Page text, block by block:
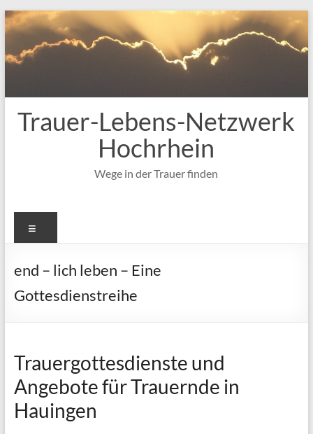
Zum
Inhalt
springen
Trauer-Lebens-Netzwerk
Hochrhein
Wege in der Trauer finden
end – lich leben – Eine
Gottesdienstreihe
Trauergottesdienste und
Angebote für Trauernde in
Hauingen